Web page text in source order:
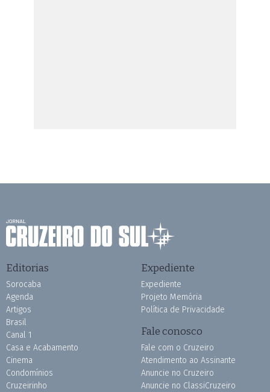
Editorias
Sorocaba
Agenda
Artigos
Brasil
Canal 1
Casa e Acabamento
Cinema
Condomínios
Cruzeirinho
Expediente
Expediente
Projeto Memória
Política de Privacidade
Fale conosco
Fale com o Cruzeiro
Atendimento ao Assinante
Anuncie no Cruzeiro
Anuncie no ClassiCruzeiro